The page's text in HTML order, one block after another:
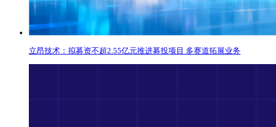
立昂技术：拟募资不超2.55亿元推进募投项目 多赛道拓展业务